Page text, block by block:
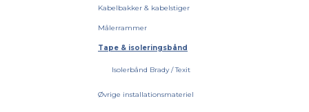
Kabelbakker & kabelstiger
Målerrammer
Tape & isoleringsbånd
Isolerbånd Brady / Texit
Øvrige installationsmateriel